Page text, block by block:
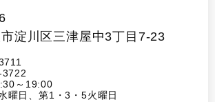
淀川区三津屋中3丁目7-23
～19:00
曜日、第1・3・5火曜日